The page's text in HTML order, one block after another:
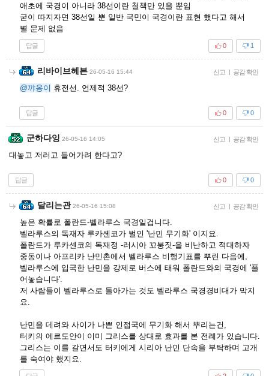
애초에 국경이 아니라 38선이란 철책만 있을 뿐임
굳이 따지자면 38선일 뿐 일반 국민이 국경이란 표현 했다고 해서
별 문제 없음
답글 1
0
리바이브헤븐 26-05-16 15:44 신고 | 공감 확인
@꺄옹이 휴전선. 언제적 38선?
답글 0
0
군하다잉 26-05-16 14:05 신고 | 공감 확인
대놓고 저러고 들어가려 한다고?
답글 0
0
달리는관 26-05-16 15:08 신고 | 공감 확인
높은 확률로 폴란드-벨라루스 국경일겁니다.
벨라루스의 독재자 루카셴코가 벌인 '난민 무기화' 이지요.
폴란드가 루카셴코의 독재정 -러시아 꼬붕짓-을 비난하고 적대하자
중동이나 아프리카 난민촌에서 벨라루스 비행기표를 뿌린 다음에,
벨라루스에 입국한 난민을 강제로 버스에 태워 폴란드와의 국경에 '풀
어놓습니다'.
저 사람들이 벨라루스로 돌아가는 것도 벨라루스 국경경비대가 막지
요.
난민을 데려와 사이가 나쁜 인접국에 무기화 해서 뿌리는건,
터키의 에르도안이 이미 그리스를 상대로 효과를 본 전례가 있습니다.
그리스는 이를 갈면서도 터키에게 시리아 난민 단속을 부탁하며 고개
를 숙여야 했지요.